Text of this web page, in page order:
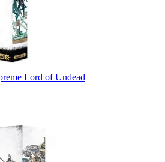
Lord of Undead